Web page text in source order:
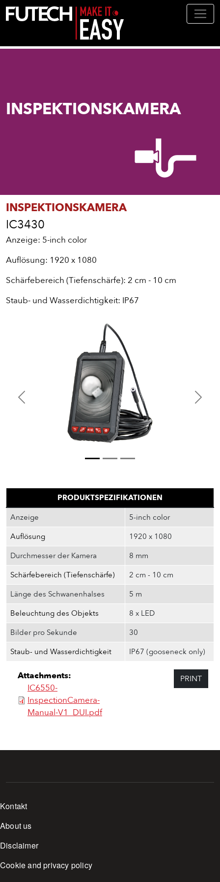
Direkt zum Inhalt
INSPEKTIONSKAMERA
INSPEKTIONSKAMERA
IC3430
Anzeige: 5-inch color
Auflösung: 1920 x 1080
Schärfebereich (Tiefenschärfe): 2 cm - 10 cm
Staub- und Wasserdichtigkeit: IP67
Previous Next
PRODUKTSPEZIFIKATIONEN
Anzeige
5-inch color
Auflösung
1920 x 1080
Durchmesser der Kamera
8 mm
Schärfebereich (Tiefenschärfe)
2 cm - 10 cm
Länge des Schwanenhalses
5 m
Beleuchtung des Objekts
8 x LED
Bilder pro Sekunde
30
Staub- und Wasserdichtigkeit
IP67 (gooseneck only)
Attachments:
IC6550-
InspectionCamera-
Manual-V1_DUI.pdf
PRINT
Footer menu
Kontakt
About us
Disclaimer
Cookie and privacy policy